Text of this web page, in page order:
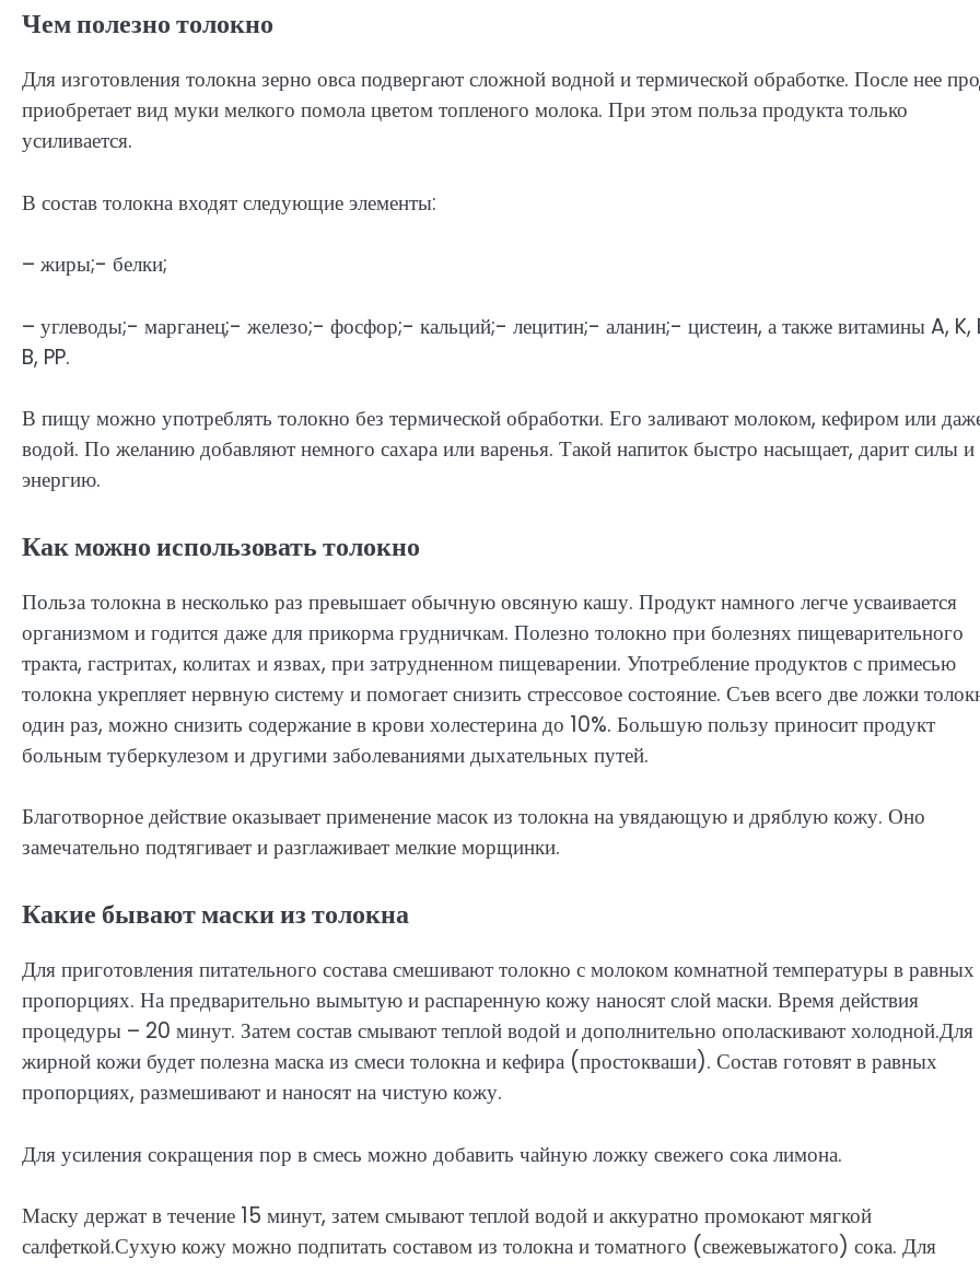
Чем полезно толокно
Для изготовления толокна зерно овса подвергают сложной водной и термической обработке. После нее
приобретает вид муки мелкого помола цветом топленого молока. При этом польза продукта только
усиливается.
В состав толокна входят следующие элементы:
– жиры;- белки;
– углеводы;- марганец;- железо;- фосфор;- кальций;- лецитин;- аланин;- цистеин, а также витамины A, K,
B, PP.
В пищу можно употреблять толокно без термической обработки. Его заливают молоком, кефиром или
водой. По желанию добавляют немного сахара или варенья. Такой напиток быстро насыщает, дарит силы и
энергию.
Как можно использовать толокно
Польза толокна в несколько раз превышает обычную овсяную кашу. Продукт намного легче усваивается
организмом и годится даже для прикорма грудничкам. Полезно толокно при болезнях пищеварительного
тракта, гастритах, колитах и язвах, при затрудненном пищеварении. Употребление продуктов с примесью
толокна укрепляет нервную систему и помогает снизить стрессовое состояние. Съев всего две ложки
один раз, можно снизить содержание в крови холестерина до 10%. Большую пользу приносит продукт
больным туберкулезом и другими заболеваниями дыхательных путей.
Благотворное действие оказывает применение масок из толокна на увядающую и дряблую кожу. Оно
замечательно подтягивает и разглаживает мелкие морщинки.
Какие бывают маски из толокна
Для приготовления питательного состава смешивают толокно с молоком комнатной температуры в равных
пропорциях. На предварительно вымытую и распаренную кожу наносят слой маски. Время действия
процедуры – 20 минут. Затем состав смывают теплой водой и дополнительно ополаскивают холодной.Для
жирной кожи будет полезна маска из смеси толокна и кефира (простокваши). Состав готовят в равных
пропорциях, размешивают и наносят на чистую кожу.
Для усиления сокращения пор в смесь можно добавить чайную ложку свежего сока лимона.
Маску держат в течение 15 минут, затем смывают теплой водой и аккуратно промокают мягкой
салфеткой.Сухую кожу можно подпитать составом из толокна и томатного (свежевыжатого) сока. Для